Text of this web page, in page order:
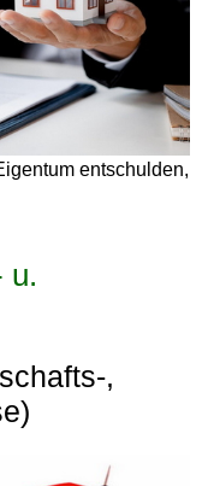
entschulden,
u.
,